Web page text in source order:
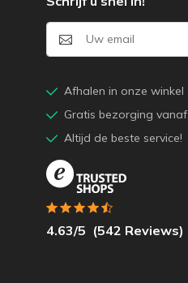
Afhalen in onze winkel
Gratis bezorging
Altijd de beste service!
4.63/5 (542 Reviews)